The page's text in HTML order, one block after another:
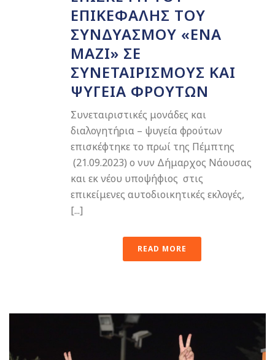
ΕΠΙΚΕΦΑΛΉΣ ΤΟΥ
ΣΥΝΔΥΑΣΜΟΎ «ΕΝΑ
ΜΑΖΊ» ΣΕ
ΣΥΝΕΤΑΙΡΙΣΜΟΎΣ ΚΑΙ
ΨΥΓΕΊΑ ΦΡΟΎΤΩΝ
Συνεταιριστικές μονάδες και
διαλογητήρια – ψυγεία φρούτων
επισκέφτηκε το πρωί της Πέμπτης
(21.09.2023) ο νυν Δήμαρχος Νάουσας
και εκ νέου υποψήφιος στις
επικείμενες αυτοδιοικητικές εκλογές,
[...]
READ MORE